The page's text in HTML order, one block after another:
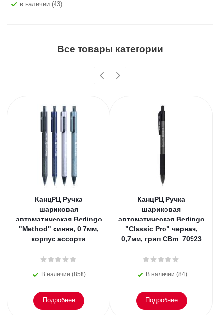
В наличии (43)
Все товары категории
КанцРЦ Ручка
шариковая
автоматическая Berlingo
"Method" синяя, 0,7мм,
корпус ассорти
В наличии (858)
Подробнее
КанцРЦ Ручка
шариковая
автоматическая Berlingo
"Classic Pro" черная,
0,7мм, грип CBm_70923
В наличии (84)
Подробнее